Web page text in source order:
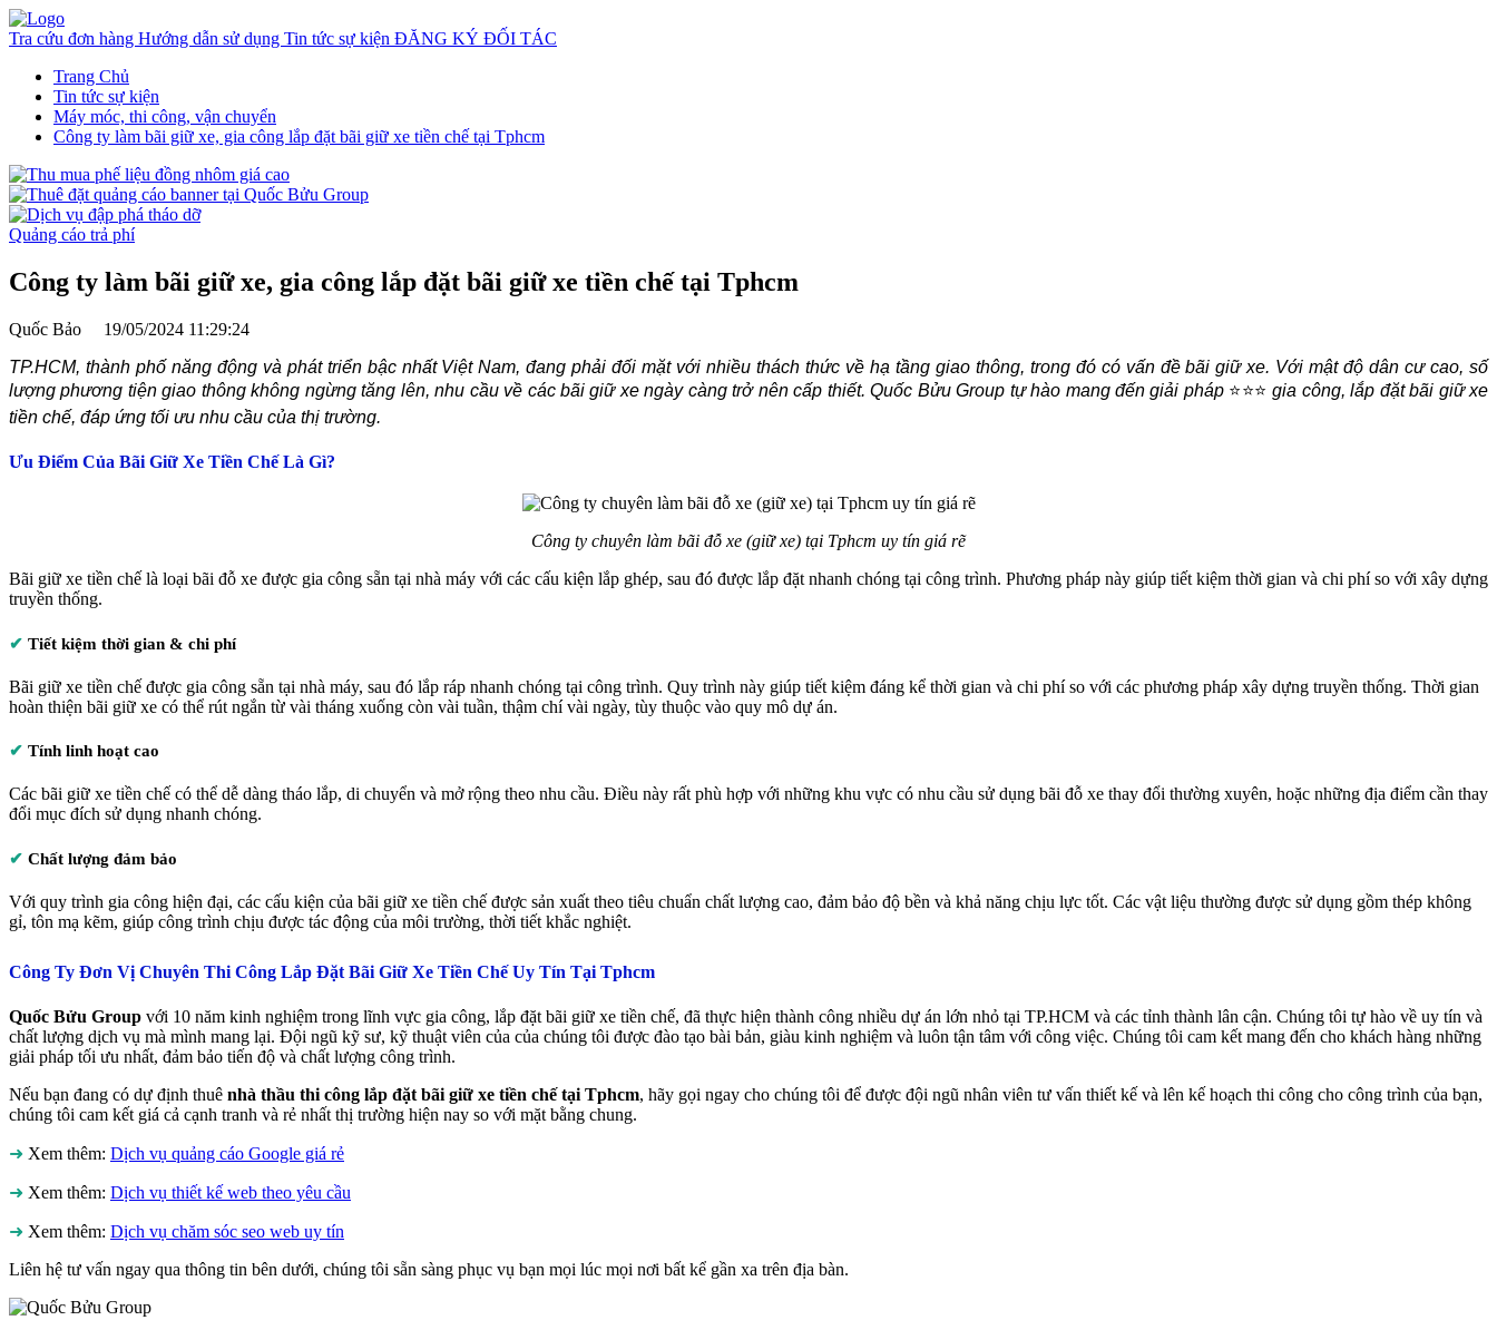
Tra cứu đơn hàng Hướng dẫn sử dụng Tin tức sự kiện ĐĂNG KÝ ĐỐI TÁC
Trang Chủ
Tin tức sự kiện
Máy móc, thi công, vận chuyển
Công ty làm bãi giữ xe, gia công lắp đặt bãi giữ xe tiền chế tại Tphcm
Quảng cáo trả phí
Công ty làm bãi giữ xe, gia công lắp đặt bãi giữ xe tiền chế tại Tphcm
Quốc Bảo 19/05/2024 11:29:24
TP.HCM, thành phố năng động và phát triển bậc nhất Việt Nam, đang phải đối mặt với nhiều thách thức về hạ tầng giao thông, trong đó có vấn đề bãi giữ xe. Với mật độ dân cư cao, số
lượng phương tiện giao thông không ngừng tăng lên, nhu cầu về các bãi giữ xe ngày càng trở nên cấp thiết. Quốc Bửu Group tự hào mang đến giải pháp ⭐⭐⭐gia công, lắp đặt bãi giữ xe
tiền chế, đáp ứng tối ưu nhu cầu của thị trường.
Ưu Điểm Của Bãi Giữ Xe Tiền Chế Là Gì?
Công ty chuyên làm bãi đỗ xe (giữ xe) tại Tphcm uy tín giá rẽ
Bãi giữ xe tiền chế là loại bãi đỗ xe được gia công sẵn tại nhà máy với các cấu kiện lắp ghép, sau đó được lắp đặt nhanh chóng tại công trình. Phương pháp này giúp tiết kiệm thời gian và chi phí so với xây dựng
truyền thống.
✔ Tiết kiệm thời gian & chi phí
Bãi giữ xe tiền chế được gia công sẵn tại nhà máy, sau đó lắp ráp nhanh chóng tại công trình. Quy trình này giúp tiết kiệm đáng kể thời gian và chi phí so với các phương pháp xây dựng truyền thống. Thời gian
hoàn thiện bãi giữ xe có thể rút ngắn từ vài tháng xuống còn vài tuần, thậm chí vài ngày, tùy thuộc vào quy mô dự án.
✔ Tính linh hoạt cao
Các bãi giữ xe tiền chế có thể dễ dàng tháo lắp, di chuyển và mở rộng theo nhu cầu. Điều này rất phù hợp với những khu vực có nhu cầu sử dụng bãi đỗ xe thay đổi thường xuyên, hoặc những địa điểm cần thay
đổi mục đích sử dụng nhanh chóng.
✔ Chất lượng đảm bảo
Với quy trình gia công hiện đại, các cấu kiện của bãi giữ xe tiền chế được sản xuất theo tiêu chuẩn chất lượng cao, đảm bảo độ bền và khả năng chịu lực tốt. Các vật liệu thường được sử dụng gồm thép không
gỉ, tôn mạ kẽm, giúp công trình chịu được tác động của môi trường, thời tiết khắc nghiệt.
Công Ty Đơn Vị Chuyên Thi Công Lắp Đặt Bãi Giữ Xe Tiền Chế Uy Tín Tại Tphcm
Quốc Bửu Group với 10 năm kinh nghiệm trong lĩnh vực gia công, lắp đặt bãi giữ xe tiền chế, đã thực hiện thành công nhiều dự án lớn nhỏ tại TP.HCM và các tỉnh thành lân cận. Chúng tôi tự hào về uy tín và
chất lượng dịch vụ mà mình mang lại. Đội ngũ kỹ sư, kỹ thuật viên của của chúng tôi được đào tạo bài bản, giàu kinh nghiệm và luôn tận tâm với công việc. Chúng tôi cam kết mang đến cho khách hàng những
giải pháp tối ưu nhất, đảm bảo tiến độ và chất lượng công trình.
Nếu bạn đang có dự định thuê nhà thầu thi công lắp đặt bãi giữ xe tiền chế tại Tphcm, hãy gọi ngay cho chúng tôi để được đội ngũ nhân viên tư vấn thiết kế và lên kế hoạch thi công cho công trình của bạn,
chúng tôi cam kết giá cả cạnh tranh và rẻ nhất thị trường hiện nay so với mặt bằng chung.
➜ Xem thêm: Dịch vụ quảng cáo Google giá rẻ
➜ Xem thêm: Dịch vụ thiết kế web theo yêu cầu
➜ Xem thêm: Dịch vụ chăm sóc seo web uy tín
Liên hệ tư vấn ngay qua thông tin bên dưới, chúng tôi sẵn sàng phục vụ bạn mọi lúc mọi nơi bất kể gần xa trên địa bàn.